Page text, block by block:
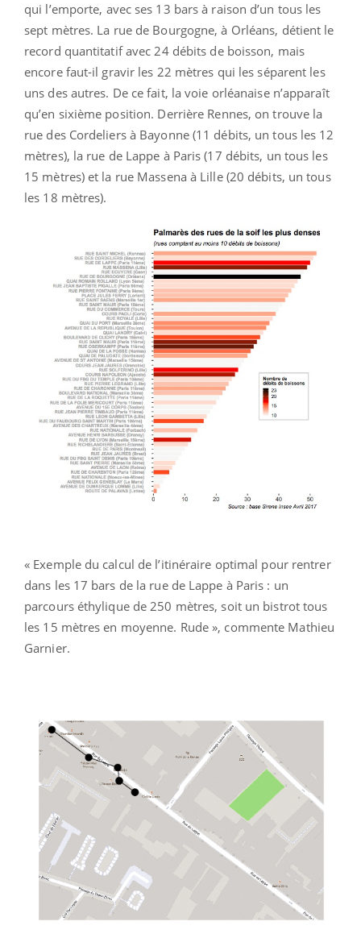
qui l’emporte, avec ses 13 bars à raison d’un tous les
sept mètres. La rue de Bourgogne, à Orléans, détient le
record quantitatif avec 24 débits de boisson, mais
encore faut-il gravir les 22 mètres qui les séparent les
uns des autres. De ce fait, la voie orléanaise n’apparaît
qu’en sixième position. Derrière Rennes, on trouve la
rue des Cordeliers à Bayonne (11 débits, un tous les 12
mètres), la rue de Lappe à Paris (17 débits, un tous les
15 mètres) et la rue Massena à Lille (20 débits, un tous
les 18 mètres).
« Exemple du calcul de l’itinéraire optimal pour rentrer
dans les 17 bars de la rue de Lappe à Paris : un
parcours éthylique de 250 mètres, soit un bistrot tous
les 15 mètres en moyenne. Rude », commente Mathieu
Garnier.